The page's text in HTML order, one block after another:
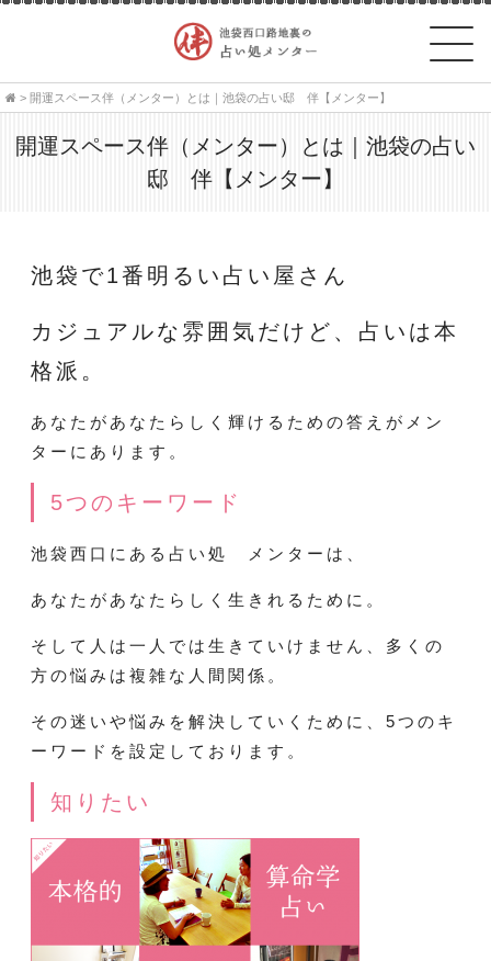
> 開運スペース伴（メンター）とは｜池袋の占い邸 伴【メンター】
開運スペース伴（メンター）とは｜池袋の占い
邸 伴【メンター】
池袋で1番明るい占い屋さん
カジュアルな雰囲気だけど、占いは本
格派。
あなたがあなたらしく輝けるための答えがメン
ターにあります。
5つのキーワード
池袋西口にある占い処 メンターは、
あなたがあなたらしく生きれるために。
そして人は一人では生きていけません、多くの
方の悩みは複雑な人間関係。
その迷いや悩みを解決していくために、5つのキ
ーワードを設定しております。
知りたい